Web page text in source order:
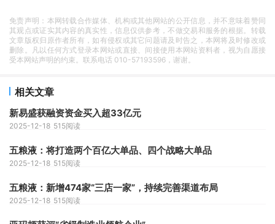
免责声明：本网转载合作媒体、机构或其他网站的公开信息，并不意味着赞同
其观点或证实其内容的真实性，信息仅供参考，不做交易和服务的根据。转载
文章版权归原作者所有，如有侵权或其它问题请及时告之，本网将及时修改或
删除。凡以任何方式登录本网站或直接、间接使用本网站资料者，视为自愿接
受本网站声明的约束。联系电话 010-57193596，谢谢。
相关文章
新易盛获融资资金买入超33亿元
2025-12-18 515阅读
五粮液：将打造两个百亿大单品、四个战略大单品
2025-12-18 515阅读
五粮液：新增474家“三店一家”，持续完善渠道布局
2025-12-18 515阅读